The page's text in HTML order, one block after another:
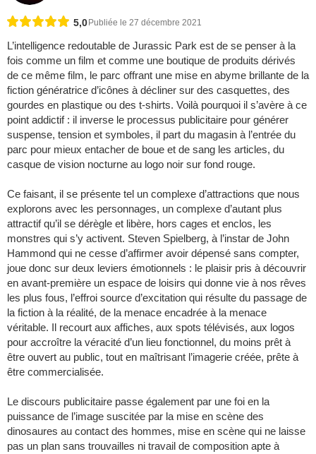
5,0 Publiée le 27 décembre 2021
L’intelligence redoutable de Jurassic Park est de se penser à la
fois comme un film et comme une boutique de produits dérivés
de ce même film, le parc offrant une mise en abyme brillante de la
fiction génératrice d’icônes à décliner sur des casquettes, des
gourdes en plastique ou des t-shirts. Voilà pourquoi il s’avère à ce
point addictif : il inverse le processus publicitaire pour générer
suspense, tension et symboles, il part du magasin à l’entrée du
parc pour mieux entacher de boue et de sang les articles, du
casque de vision nocturne au logo noir sur fond rouge.
Ce faisant, il se présente tel un complexe d’attractions que nous
explorons avec les personnages, un complexe d’autant plus
attractif qu’il se dérègle et libère, hors cages et enclos, les
monstres qui s’y activent. Steven Spielberg, à l’instar de John
Hammond qui ne cesse d’affirmer avoir dépensé sans compter,
joue donc sur deux leviers émotionnels : le plaisir pris à découvrir
en avant-première un espace de loisirs qui donne vie à nos rêves
les plus fous, l’effroi source d’excitation qui résulte du passage de
la fiction à la réalité, de la menace encadrée à la menace
véritable. Il recourt aux affiches, aux spots télévisés, aux logos
pour accroître la véracité d’un lieu fonctionnel, du moins prêt à
être ouvert au public, tout en maîtrisant l’imagerie créée, prête à
être commercialisée.
Le discours publicitaire passe également par une foi en la
puissance de l’image suscitée par la mise en scène des
dinosaures au contact des hommes, mise en scène qui ne laisse
pas un plan sans trouvailles ni travail de composition apte à